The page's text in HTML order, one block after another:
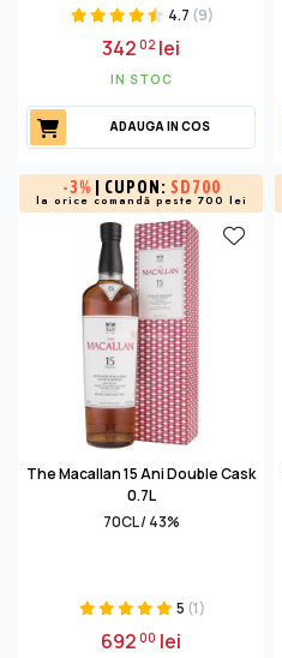
4.7 (9)
34202 lei
IN STOC
ADAUGA IN COS
-3% | CUPON: SD700
la orice comandă peste 700 lei
The Macallan 15 Ani Double Cask
0.7L
70CL / 43%
5 (1)
69200 lei